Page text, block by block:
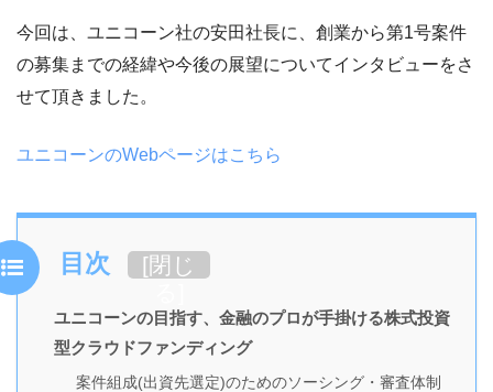
今回は、ユニコーン社の安田社長に、創業から第1号案件
の募集までの経緯や今後の展望についてインタビューをさ
せて頂きました。
ユニコーンのWebページはこちら
目次 [閉じ
ユニコーンの目指す、金融のプロが手掛ける株式投資
型クラウドファンディング
案件組成(出資先選定)のためのソーシング・審査体制